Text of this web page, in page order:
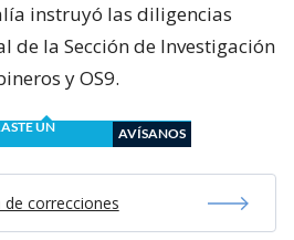
instruyó las diligencias
de la Sección de Investigación
y OS9.
UN
AVÍSANOS
de correcciones